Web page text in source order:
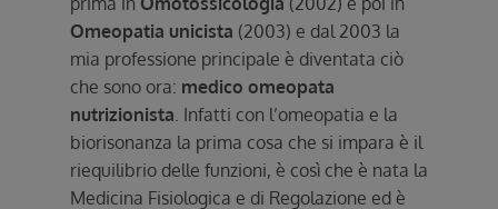
Omeopatia unicista (2003) e dal 2003 la
mia professione principale è diventata ciò
che sono ora: medico omeopata
nutrizionista. Infatti con l’omeopatia e la
biorisonanza la prima cosa che si impara è il
riequilibrio delle funzioni, è così che è nata la
Medicina Fisiologica e di Regolazione ed è